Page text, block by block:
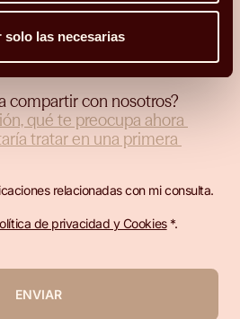
solo las necesarias
. Mi código postal es
compartir con nosotros?
relacionadas con mi consulta.
de privacidad y Cookies*.
ENVIAR